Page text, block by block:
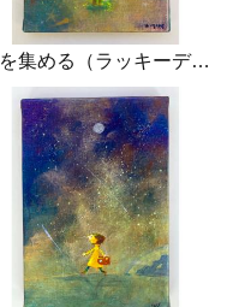
星を集める（ラッキーデイ）